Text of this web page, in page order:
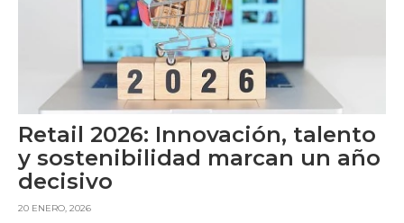
Retail 2026: Innovación, talento
y sostenibilidad marcan un año
decisivo
20 ENERO, 2026